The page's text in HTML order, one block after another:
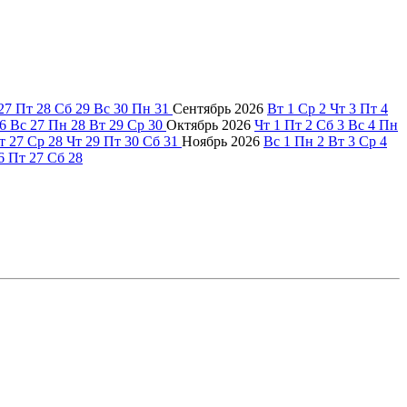
Пт 28 Сб 29 Вс 30 Пн 31 Сентябрь 2026 Вт 1 Ср 2 Чт 3 Пт 4
Вс 27 Пн 28 Вт 29 Ср 30 Октябрь 2026 Чт 1 Пт 2 Сб 3 Вс 4 Пн
27 Ср 28 Чт 29 Пт 30 Сб 31 Ноябрь 2026 Вс 1 Пн 2 Вт 3 Ср 4
Пт 27 Сб 28